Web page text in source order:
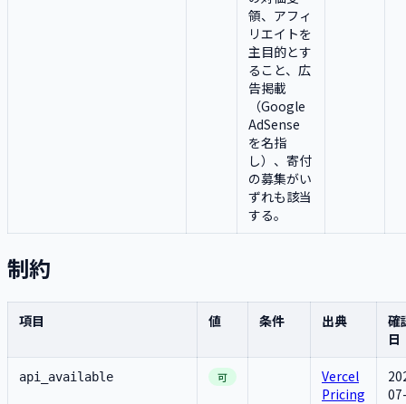
領、アフィ
リエイトを
主目的とす
ること、広
告掲載
（Google
AdSense
を名指
し）、寄付
の募集がい
ずれも該当
する。
制約
項目 値 条件 出典
確
日
api_available 可
Vercel
Pricing